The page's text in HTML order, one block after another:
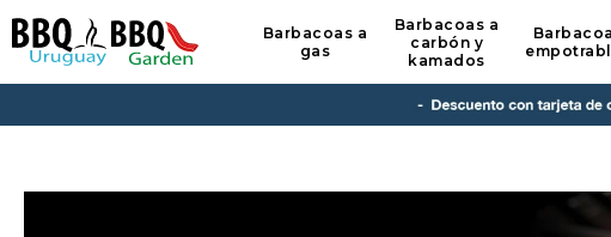
Barbacoas a
gas
Barbacoas a
carbón y
kamados